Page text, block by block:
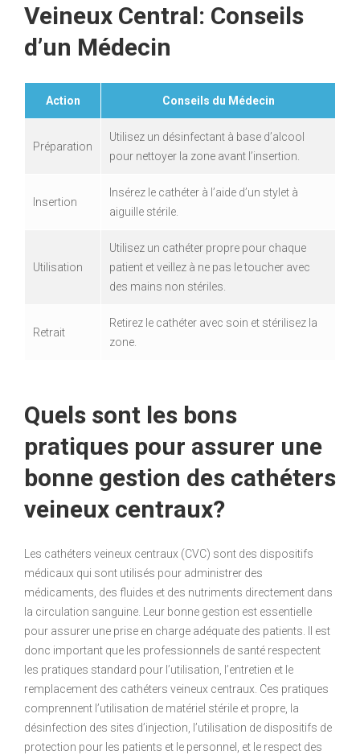
Veineux Central: Conseils
d’un Médecin
Action Conseils du Médecin
Préparation
Utilisez un désinfectant à base d’alcool
pour nettoyer la zone avant l’insertion.
Insertion
Insérez le cathéter à l’aide d’un stylet à
aiguille stérile.
Utilisation
Utilisez un cathéter propre pour chaque
patient et veillez à ne pas le toucher avec
des mains non stériles.
Retrait
Retirez le cathéter avec soin et stérilisez la
zone.
Quels sont les bons
pratiques pour assurer une
bonne gestion des cathéters
veineux centraux?
Les cathéters veineux centraux (CVC) sont des dispositifs
médicaux qui sont utilisés pour administrer des
médicaments, des fluides et des nutriments directement dans
la circulation sanguine. Leur bonne gestion est essentielle
pour assurer une prise en charge adéquate des patients. Il est
donc important que les professionnels de santé respectent
les pratiques standard pour l’utilisation, l’entretien et le
remplacement des cathéters veineux centraux. Ces pratiques
comprennent l’utilisation de matériel stérile et propre, la
désinfection des sites d’injection, l’utilisation de dispositifs de
protection pour les patients et le personnel, et le respect des